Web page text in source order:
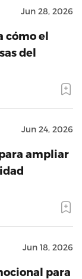
Jun 28, 2026
cómo el
del
Jun 24, 2026
ampliar
Jun 18, 2026
para